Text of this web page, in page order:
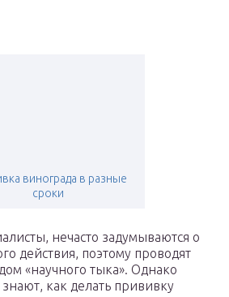
винограда в разные
сроки
нечасто задумываются о
действия, поэтому проводят
«научного тыка». Однако
как делать прививку